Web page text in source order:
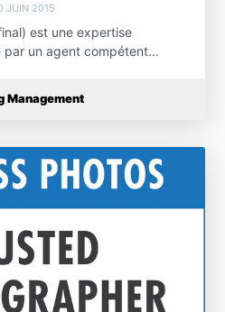
JUIN 2015
est une expertise
par un agent compétent…
Management